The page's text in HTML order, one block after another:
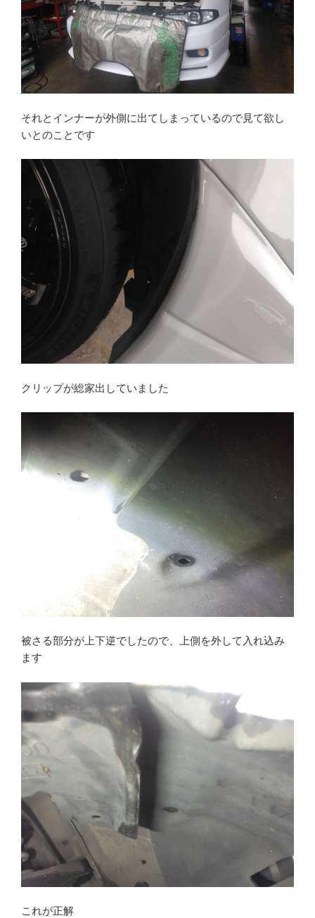
それとインナーが外側に出てしまっているので見て欲し
いとのことです
クリップが総家出していました
被さる部分が上下逆でしたので、上側を外して入れ込み
ます
これが正解